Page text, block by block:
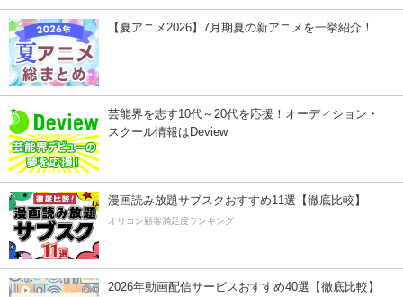
【夏アニメ2026】7月期夏の新アニメを一挙紹介！
芸能界を志す10代～20代を応援！オーディション・
スクール情報はDeview
漫画読み放題サブスクおすすめ11選【徹底比較】
オリコン顧客満足度ランキング
2026年動画配信サービスおすすめ40選【徹底比較】